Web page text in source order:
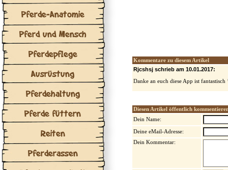
Pferde-Anatomie
Pferd und Mensch
Pferdepflege
Ausrüstung
Pferdehaltung
Pferde füttern
Reiten
Pferderassen
Kommentare zu diesem Artikel
Rjcshsj schrieb am 10.01.2017:
Danke an euch diese App ist
Diesen Artikel öffentlich
Dein Name:
Deine eMail-Adresse:
Dein Kommentar: